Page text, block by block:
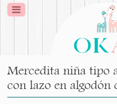
Mercedita niña tipo
con lazo en algodón